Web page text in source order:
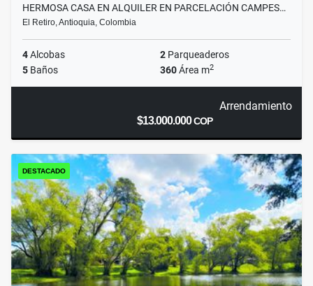
HERMOSA CASA EN ALQUILER EN PARCELACIÓN CAMPES…
El Retiro, Antioquia, Colombia
4Alcobas 2 Parqueaderos
5 Baños 360Área m2
Arrendamiento
$13.000.000COP
DESTACADO